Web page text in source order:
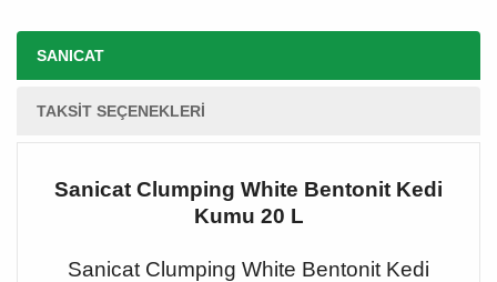
SANICAT
TAKSIT SEÇENEKLERI
Sanicat Clumping White Bentonit Kedi
Kumu 20 L
Sanicat Clumping White Bentonit Kedi